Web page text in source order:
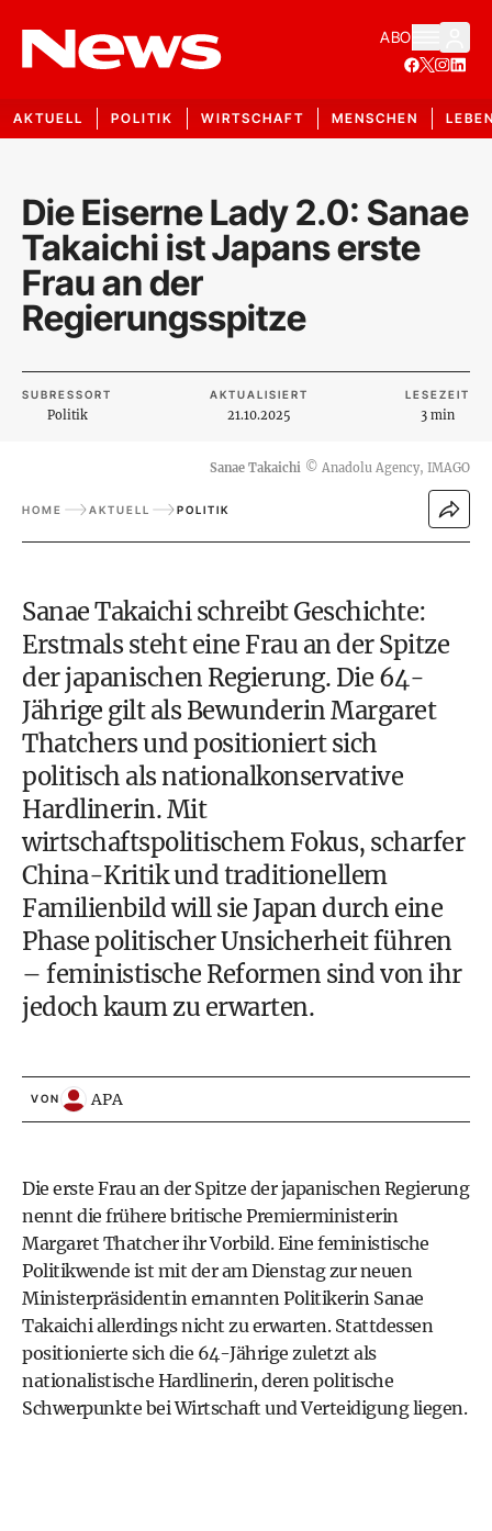
ABO
AKTUELL POLITIK WIRTSCHAFT MENSCHEN
Die Eiserne Lady 2.0: Sanae
Takaichi ist Japans erste
Frau an der
Regierungsspitze
SUBRESSORT
Politik
AKTUALISIERT
21.10.2025
LESEZEIT
3 min
Sanae Takaichi © Anadolu Agency, IMAGO
HOME AKTUELL POLITIK
Sanae Takaichi schreibt Geschichte:
Erstmals steht eine Frau an der Spitze
der japanischen Regierung. Die 64-
Jährige gilt als Bewunderin Margaret
Thatchers und positioniert sich
politisch als nationalkonservative
Hardlinerin. Mit
wirtschaftspolitischem Fokus, scharfer
China-Kritik und traditionellem
Familienbild will sie Japan durch eine
Phase politischer Unsicherheit führen
– feministische Reformen sind von ihr
jedoch kaum zu erwarten.
VON APA
Die erste Frau an der Spitze der japanischen Regierung
nennt die frühere britische Premierministerin
Margaret Thatcher ihr Vorbild. Eine feministische
Politikwende ist mit der am Dienstag zur neuen
Ministerpräsidentin ernannten Politikerin Sanae
Takaichi allerdings nicht zu erwarten. Stattdessen
positionierte sich die 64-Jährige zuletzt als
nationalistische Hardlinerin, deren politische
Schwerpunkte bei Wirtschaft und Verteidigung liegen.